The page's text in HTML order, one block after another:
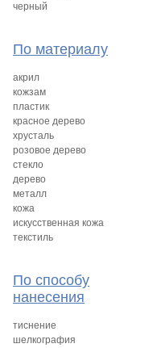
черный
По материалу
акрил
кожзам
пластик
красное дерево
хрусталь
розовое дерево
стекло
дерево
металл
кожа
искусственная кожа
текстиль
По способу
нанесения
тиснение
шелкография